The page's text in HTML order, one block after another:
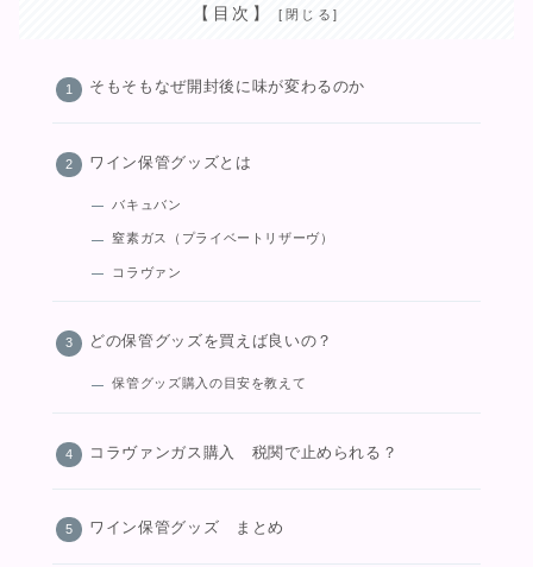
【目次】
そもそもなぜ開封後に味が変わるのか
ワイン保管グッズとは
バキュバン
窒素ガス（プライベートリザーヴ）
コラヴァン
どの保管グッズを買えば良いの？
保管グッズ購入の目安を教えて
コラヴァンガス購入 税関で止められる？
ワイン保管グッズ まとめ